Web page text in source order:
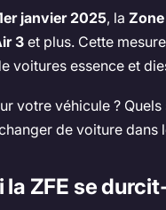
janvier 2025, la
3 et plus. Cette
voitures essence et
votre véhicule ?
de voiture dans
la ZFE se